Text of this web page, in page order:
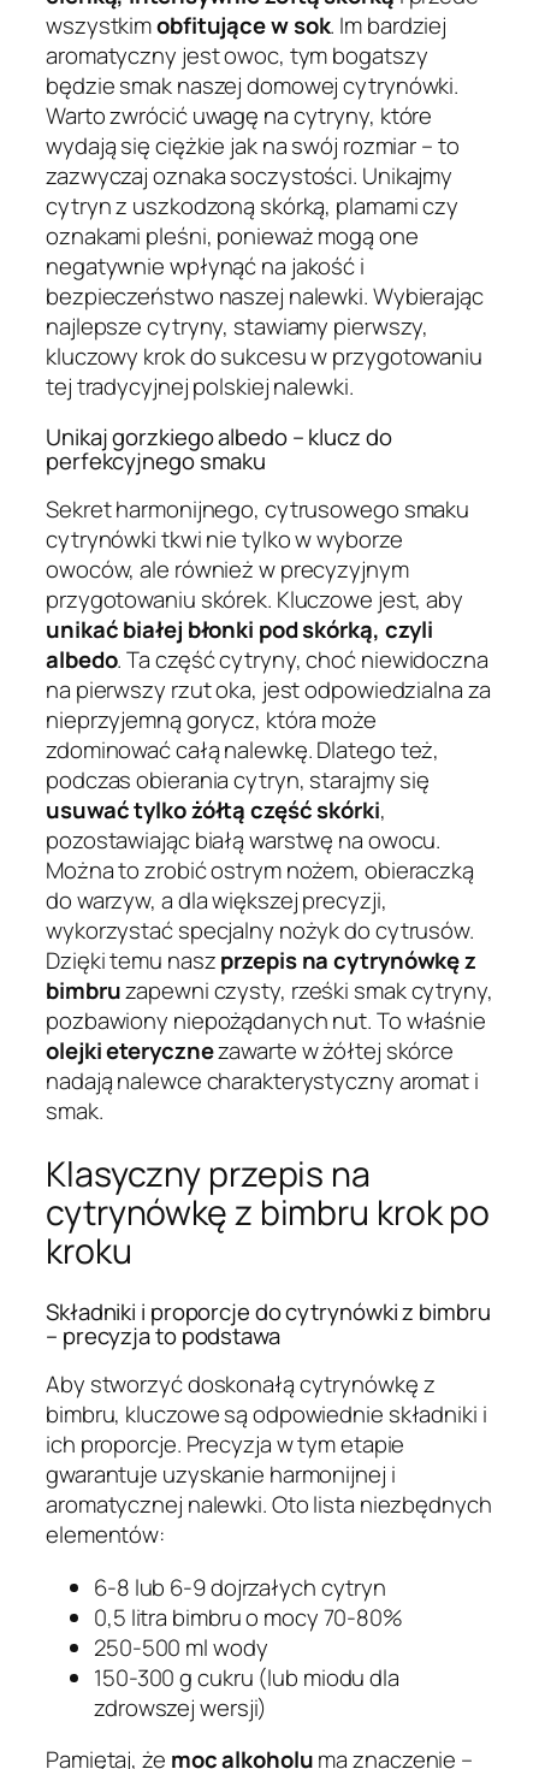
wszystkimobfitujące w sok. Im bardziej
aromatyczny jest owoc, tym bogatszy
będzie smak naszej domowej cytrynówki.
Warto zwrócić uwagę na cytryny, które
wydają się ciężkie jak na swój rozmiar – to
zazwyczaj oznaka soczystości. Unikajmy
cytryn z uszkodzoną skórką, plamami czy
oznakami pleśni, ponieważ mogą one
negatywnie wpłynąć na jakość i
bezpieczeństwo naszej nalewki. Wybierając
najlepsze cytryny, stawiamy pierwszy,
kluczowy krok do sukcesu w przygotowaniu
tej tradycyjnej polskiej nalewki.
Unikaj gorzkiego albedo – klucz do
perfekcyjnego smaku
Sekret harmonijnego, cytrusowego smaku
cytrynówki tkwi nie tylko w wyborze
owoców, ale również w precyzyjnym
przygotowaniu skórek. Kluczowe jest, aby
unikać białej błonki pod skórką, czyli
albedo. Ta część cytryny, choć niewidoczna
na pierwszy rzut oka, jest odpowiedzialna za
nieprzyjemną gorycz, która może
zdominować całą nalewkę. Dlatego też,
podczas obierania cytryn, starajmy się
usuwać tylko żółtą część skórki,
pozostawiając białą warstwę na owocu.
Można to zrobić ostrym nożem, obieraczką
do warzyw, a dla większej precyzji,
wykorzystać specjalny nożyk do cytrusów.
Dzięki temu naszprzepis na cytrynówkę z
bimbruzapewni czysty, rześki smak cytryny,
pozbawiony niepożądanych nut. To właśnie
olejki eterycznezawarte w żółtej skórce
nadają nalewce charakterystyczny aromat i
smak.
Klasyczny przepis na
cytrynówkę z bimbru krok po
kroku
Składniki i proporcje do cytrynówki z bimbru
– precyzja to podstawa
Aby stworzyć doskonałą cytrynówkę z
bimbru, kluczowe są odpowiednie składniki i
ich proporcje. Precyzja w tym etapie
gwarantuje uzyskanie harmonijnej i
aromatycznej nalewki. Oto lista niezbędnych
elementów:
6-8 lub 6-9 dojrzałych cytryn
0,5 litra bimbru o mocy 70-80%
250-500 ml wody
150-300 g cukru (lub miodu dla
zdrowszej wersji)
Pamiętaj, że moc alkoholuma znaczenie –